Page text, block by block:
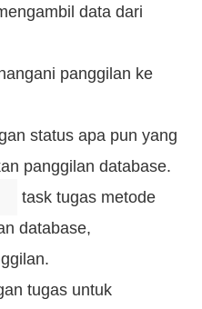
data dari
panggilan ke
status apa pun yang
panggilan database.
task tugas metode
database,
tugas untuk